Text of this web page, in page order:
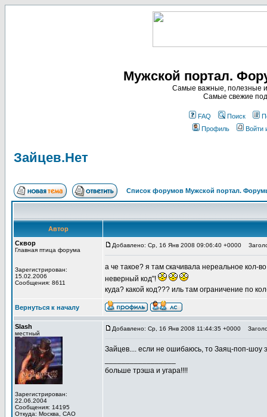
Мужской портал.
Самые важные, полезные и
Самые свежие
FAQ Поиск
Профиль
Войти
Зайцев.Нет
Список форумов Мужской портал.
Автор
Сквор
Главная птица форума
Зарегистрирован:
15.02.2006
Сообщения: 8611
Добавлено: Ср, 16 Янв 2008 09:06:40 +0000
а че такое? я там скачивала нереальное
неверный код"!
куда? какой код??? иль там ограничение по
Вернуться к началу
Slash
местный
Зарегистрирован:
22.06.2004
Сообщения: 14195
Откуда: Москва, САО
Добавлено: Ср, 16 Янв 2008 11:44:35 +0000
Зайцев.... если не ошибаюсь, то Заяц-поп-шоу
больше трэша и угара!!!!